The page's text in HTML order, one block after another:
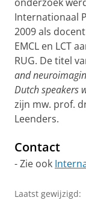
Internationaal
2009 als
EMCL en LCT
RUG. De titel
and
Dutch speakers
zijn mw. prof.
Leenders.
Contact
- Zie ook
Laatst gewijzigd: